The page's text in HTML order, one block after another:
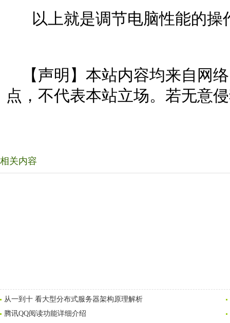
以上就是调节电脑性能的操
【声明】本站内容均来自网
点，不代表本站立场。若无意
相关内容
从一到十 看大型分布式服务器架构原理解析
腾讯QQ阅读功能详细介绍